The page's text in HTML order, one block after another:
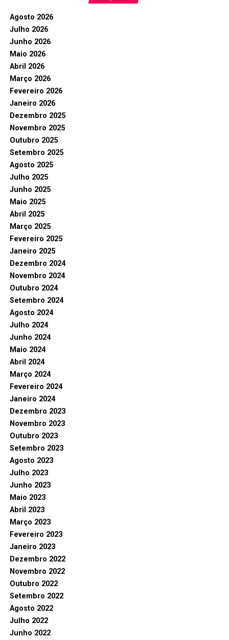
Agosto 2026
Julho 2026
Junho 2026
Maio 2026
Abril 2026
Março 2026
Fevereiro 2026
Janeiro 2026
Dezembro 2025
Novembro 2025
Outubro 2025
Setembro 2025
Agosto 2025
Julho 2025
Junho 2025
Maio 2025
Abril 2025
Março 2025
Fevereiro 2025
Janeiro 2025
Dezembro 2024
Novembro 2024
Outubro 2024
Setembro 2024
Agosto 2024
Julho 2024
Junho 2024
Maio 2024
Abril 2024
Março 2024
Fevereiro 2024
Janeiro 2024
Dezembro 2023
Novembro 2023
Outubro 2023
Setembro 2023
Agosto 2023
Julho 2023
Junho 2023
Maio 2023
Abril 2023
Março 2023
Fevereiro 2023
Janeiro 2023
Dezembro 2022
Novembro 2022
Outubro 2022
Setembro 2022
Agosto 2022
Julho 2022
Junho 2022